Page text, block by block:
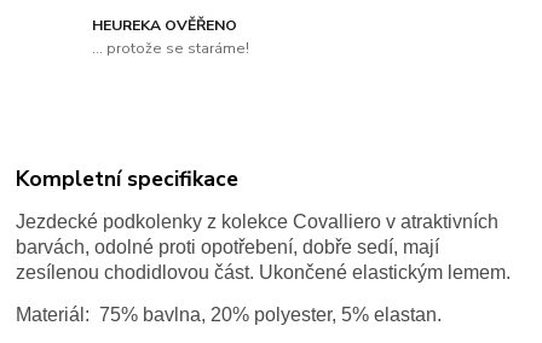
HEUREKA OVĚŘENO
... protože se staráme!
Kompletní specifikace
Jezdecké podkolenky z kolekce Covalliero v atraktivních
barvách, odolné proti opotřebení, dobře sedí, mají
zesílenou chodidlovou část. Ukončené elastickým lemem.
Materiál: 75% bavlna, 20% polyester, 5% elastan.